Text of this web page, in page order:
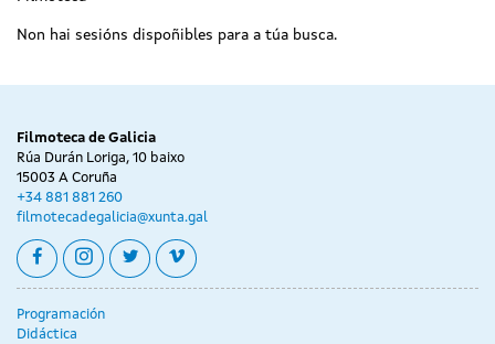
Non hai sesións dispoñibles para a túa busca.
Filmoteca de Galicia
Rúa Durán Loriga, 10 baixo
15003 A Coruña
+34 881 881 260
filmotecadegalicia@xunta.gal
facebookinstagram
twittervimeo
Programación
Didáctica